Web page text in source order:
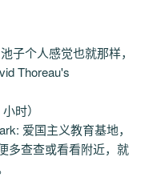
子个人感觉也就那样，
Thoreau's
时）
爱国主义教育基地，
多查查或看看附近，就